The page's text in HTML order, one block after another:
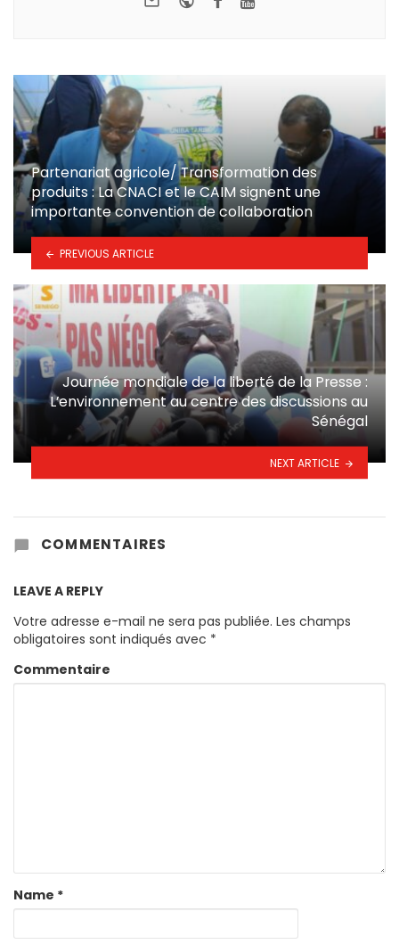
Partenariat agricole/ Transformation des
produits : La CNACI et le CAIM signent une
importante convention de collaboration
PREVIOUS ARTICLE
Journée mondiale de la liberté de la Presse :
L’environnement au centre des discussions au
Sénégal
NEXT ARTICLE
COMMENTAIRES
LEAVE A REPLY
Votre adresse e-mail ne sera pas publiée. Les champs
obligatoires sont indiqués avec *
Commentaire
Name *